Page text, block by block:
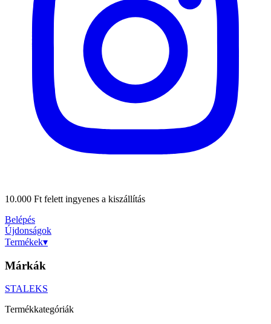
10.000 Ft felett ingyenes a kiszállítás
Belépés
Újdonságok
Termékek▾
Márkák
STALEKS
Termékkategóriák